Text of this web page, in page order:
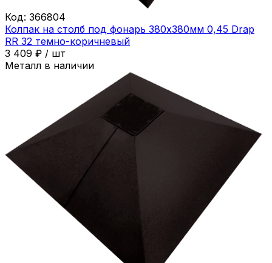
Код: 366804
Колпак на столб под фонарь 380х380мм 0,45 Drap
RR 32 темно-коричневый
3 409 ₽ / шт
Металл в наличии